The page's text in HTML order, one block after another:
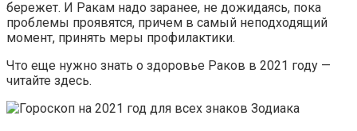
бережет. И Ракам надо заранее, не дожидаясь, пока
проблемы проявятся, причем в самый неподходящий
момент, принять меры профилактики.
Что еще нужно знать о здоровье Раков в 2021 году —
читайте здесь.